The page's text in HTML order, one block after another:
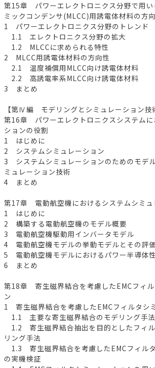
第15章 パワーエレクトロニクス分野で用い
ミックコンデンサ(MLCC)用誘電体材料の方
1 パワーエレクトロニクス分野のトレンド
1.1 エレクトロニクス分野の拡大
1.2 MLCCに求められる特性
2 MLCC用誘電体材料の方向性
2.1 温度補償用MLCC向け誘電体材料
2.2 高誘電率系MLCC向け誘電体材料
3 まとめ
【第Ⅳ編 モデリングとシミュレーション技
第16章 パワーエレクトロニクスシステムに
ションの役割
1 はじめに
2 システムシミュレーション
3 システムシミュレーションのためのモデ
ミュレーション技術
4 まとめ
第17章 電動航空機におけるシステムシミュ
1 はじめに
2 構築する電動航空機のモデル概要
3 電動航空機駆動用インバータモデル
4 電動航空機モデルの挙動モデルとその評価
5 電動航空機モデルにおけるパワー半導体
6 まとめ
第18章 寄生磁界結合を考慮したEMCフィル
ン
1 寄生磁界結合を考慮したEMCフィルタシ
1.1 主要な寄生磁界結合のモデリング手法
1.2 寄生磁界結合抽出を目的としたフィ
リング手法
1.3 寄生磁界結合を考慮したEMCフィル
の実機検証